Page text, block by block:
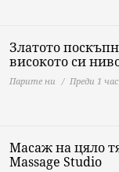
Златото
високото си
Парите ни Преди 1 час
Масаж на цяло
Massage Studio